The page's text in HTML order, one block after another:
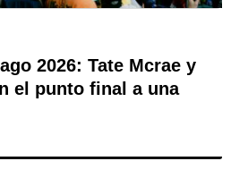
2026: Tate Mcrae y
el punto final a una